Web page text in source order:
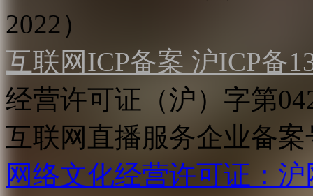
2022）
互联网ICP备案 沪ICP备
经营许可证（沪）字第
互联网直播服务企业备案
网络文化经营许可证：